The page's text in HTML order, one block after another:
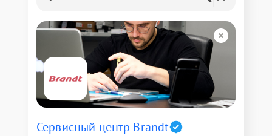
Сервисный центр Brandt